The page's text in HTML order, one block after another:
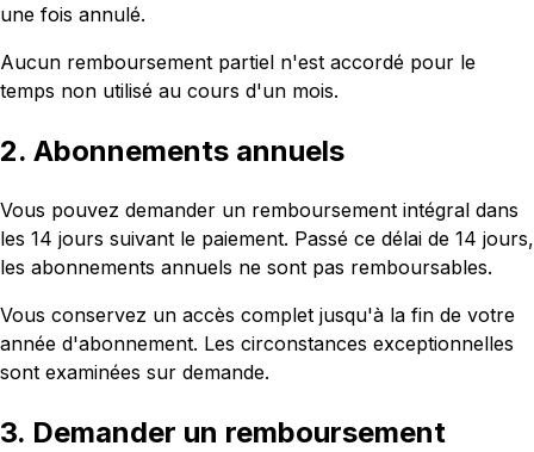
une fois annulé.
Aucun remboursement partiel n'est accordé pour le
temps non utilisé au cours d'un mois.
2. Abonnements annuels
Vous pouvez demander un remboursement intégral dans
les 14 jours suivant le paiement. Passé ce délai de 14 jours,
les abonnements annuels ne sont pas remboursables.
Vous conservez un accès complet jusqu'à la fin de votre
année d'abonnement. Les circonstances exceptionnelles
sont examinées sur demande.
3. Demander un remboursement